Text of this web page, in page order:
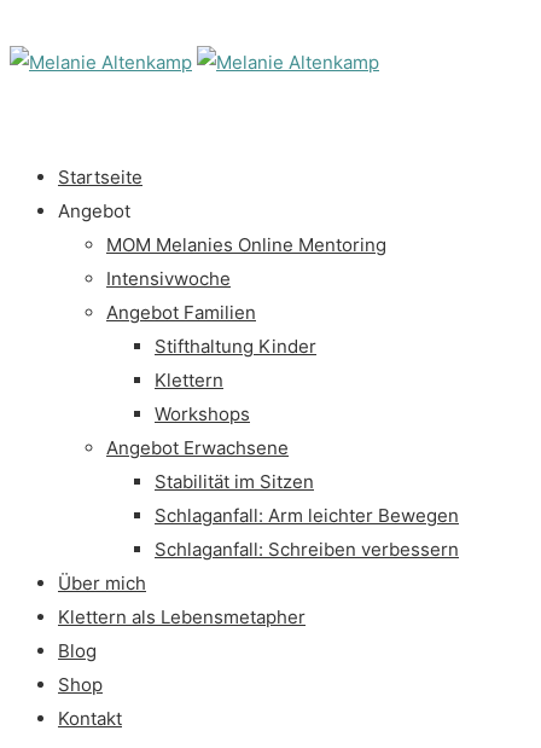
Startseite
Angebot
MOM Melanies Online Mentoring
Intensivwoche
Angebot Familien
Stifthaltung Kinder
Klettern
Workshops
Angebot Erwachsene
Stabilität im Sitzen
Schlaganfall: Arm leichter Bewegen
Schlaganfall: Schreiben verbessern
Über mich
Klettern als Lebensmetapher
Blog
Shop
Kontakt